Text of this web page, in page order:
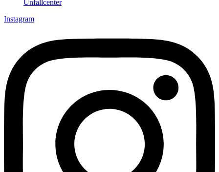
Unfallcenter
Instagram